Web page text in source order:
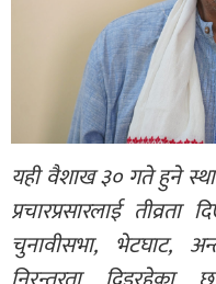
यही वैशाख ३० गते हुने
प्रचारप्रसारलाई
चुनावीसभा, भेटघाट,